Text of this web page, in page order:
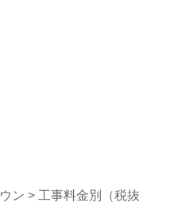
ン > 工事料金別（税抜